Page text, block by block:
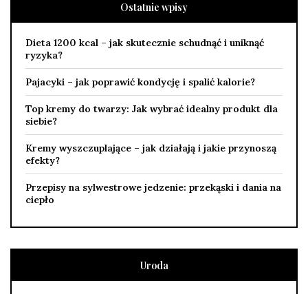
Ostatnie wpisy
Dieta 1200 kcal – jak skutecznie schudnąć i uniknąć
ryzyka?
Pajacyki – jak poprawić kondycję i spalić kalorie?
Top kremy do twarzy: Jak wybrać idealny produkt dla
siebie?
Kremy wyszczuplające – jak działają i jakie przynoszą
efekty?
Przepisy na sylwestrowe jedzenie: przekąski i dania na
ciepło
Uroda